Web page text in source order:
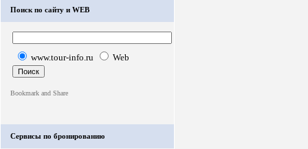
Поиск по сайту и WEB
www.tour-info.ru Web
Сервисы по бронированию